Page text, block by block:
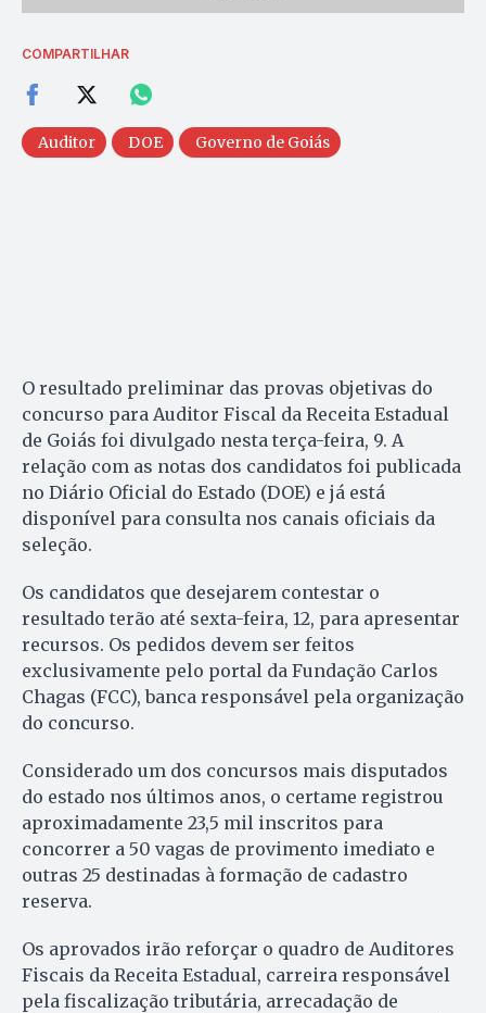
COMPARTILHAR
Auditor DOE Governo de Goiás
O resultado preliminar das provas objetivas do
concurso para Auditor Fiscal da Receita Estadual
de Goiás foi divulgado nesta terça-feira, 9. A
relação com as notas dos candidatos foi publicada
no Diário Oficial do Estado (DOE) e já está
disponível para consulta nos canais oficiais da
seleção.
Os candidatos que desejarem contestar o
resultado terão até sexta-feira, 12, para apresentar
recursos. Os pedidos devem ser feitos
exclusivamente pelo portal da Fundação Carlos
Chagas (FCC), banca responsável pela organização
do concurso.
Considerado um dos concursos mais disputados
do estado nos últimos anos, o certame registrou
aproximadamente 23,5 mil inscritos para
concorrer a 50 vagas de provimento imediato e
outras 25 destinadas à formação de cadastro
reserva.
Os aprovados irão reforçar o quadro de Auditores
Fiscais da Receita Estadual, carreira responsável
pela fiscalização tributária, arrecadação de